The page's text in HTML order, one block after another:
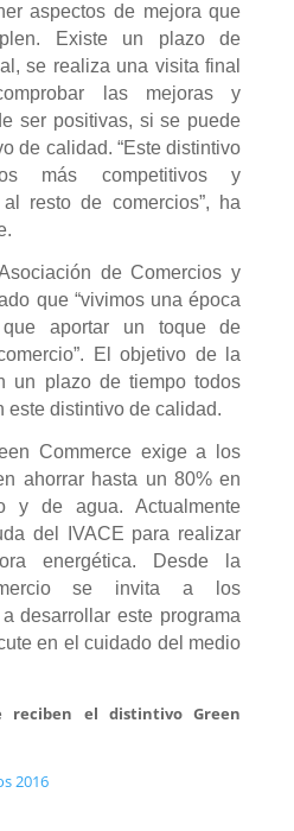
aspectos de mejora que
Existe un plazo de
se realiza una visita final
las mejoras y
ser positivas, si se puede
de calidad. “Este distintivo
más competitivos y
resto de comercios”, ha
de Comercios y
que “vivimos una época
aportar un toque de
El objetivo de la
un plazo de tiempo todos
este distintivo de calidad.
Commerce exige a los
ahorrar hasta un 80% en
y de agua. Actualmente
del IVACE para realizar
energética. Desde la
se invita a los
desarrollar este programa
en el cuidado del medio
reciben el distintivo Green
2016